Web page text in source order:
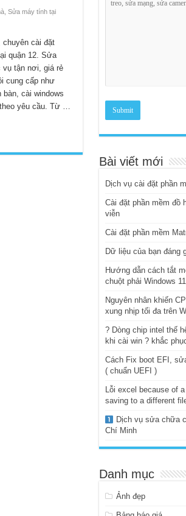
, Sửa máy tính tại
chuyên cài đặt
quận 12. Sửa
vụ tận nơi, giá rẻ
cung cấp như
cài windows
yêu cầu. Từ …
Bài viết mới
Dịch vụ cài đặt phần
Cài đặt phần mềm đồ
viễn
Cài đặt phần mềm
Dữ liệu của bạn đáng
Hướng dẫn cách tắt
chuột phải Windows 11
Nguyên nhân khiến
xung nhịp tối đa trên
? Dòng chip intel thế
khi cài win ? khắc
Cách Fix boot EFI,
( chuẩn UEFI )
Lỗi excel because of
saving to a different
Dịch vụ sửa chữa
Chí Minh
Danh mục
Ảnh đẹp